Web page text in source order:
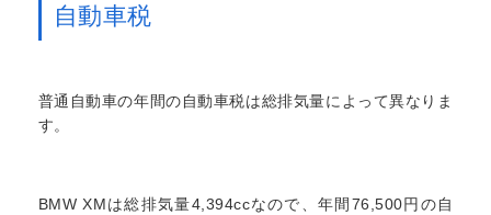
自動車税
普通自動車の年間の自動車税は総排気量によって異なりま
す。
BMW XMは総排気量4,394ccなので、年間76,500円の自